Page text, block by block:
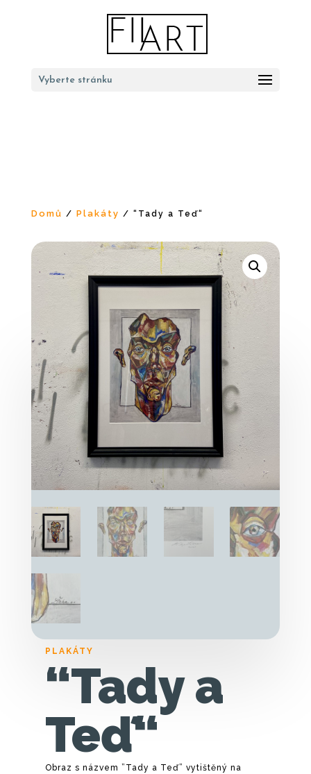
Vyberte stránku
Domů / Plakáty / “Tady a Teď“
PLAKÁTY
“Tady a
Teď“
Obraz s názvem ”Tady a Teď” vytištěný na